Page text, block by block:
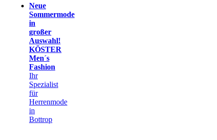
Neue
Sommermode
in
großer
Auswahl!
KÖSTER
Men´s
Fashion
Ihr
Spezialist
für
Herrenmode
in
Bottrop